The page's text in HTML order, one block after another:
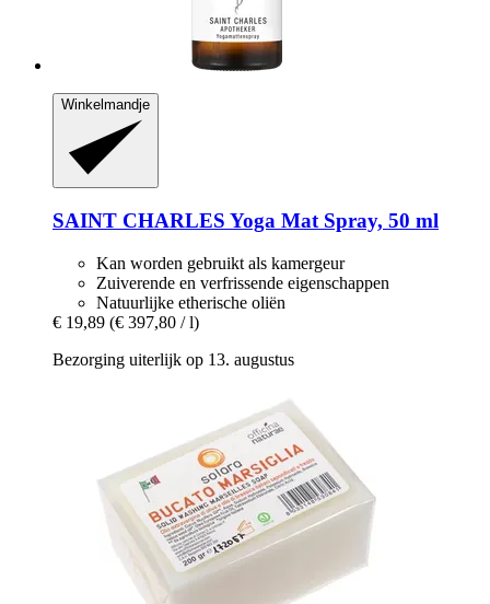
Winkelmandje
SAINT CHARLES Yoga Mat Spray, 50 ml
Kan worden gebruikt als kamergeur
Zuiverende en verfrissende eigenschappen
Natuurlijke etherische oliën
€ 19,89 (€ 397,80 / l)
Bezorging uiterlijk op 13. augustus